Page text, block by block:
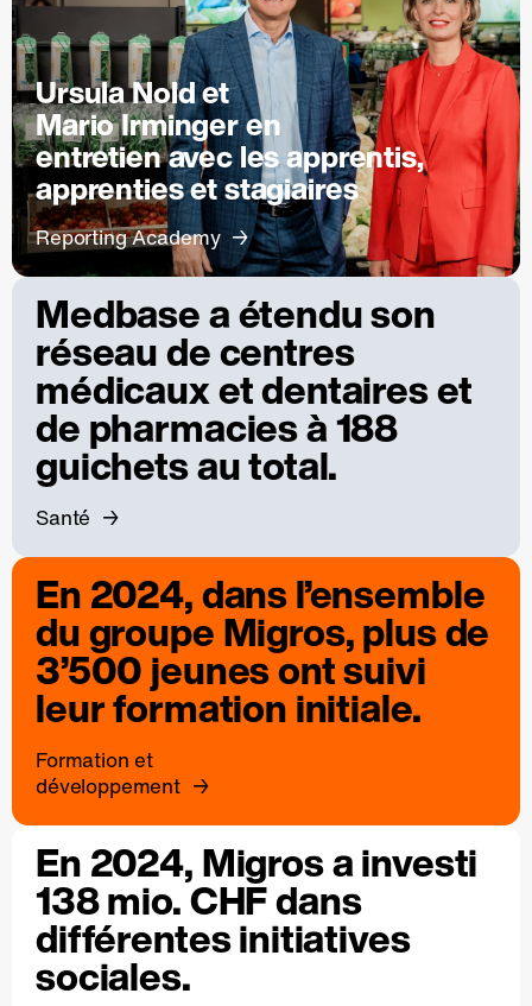
Ursula Nold et
Mario Irminger en
entretien avec les apprentis,
apprenties et stagiaires
Reporting Academy
Medbase a étendu son
réseau de centres
médicaux et dentaires et
de pharmacies à 188
guichets au total.
Santé
En 2024, dans l’ensemble
du groupe Migros, plus de
3’500 jeunes ont suivi
leur formation initiale.
Formation et
développement
En 2024, Migros a investi
138 mio. CHF dans
différentes initiatives
sociales.